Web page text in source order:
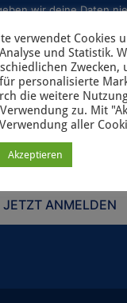
wir deine Daten
Informationen zum
in unserer
JETZT ANMELDEN
verwendet Cookies
und Statistik.
Zwecken,
personalisierte
die weitere
zu. Mit
aller
Akzeptieren